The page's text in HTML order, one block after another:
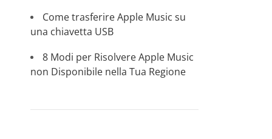
Come trasferire Apple Music su
una chiavetta USB
8 Modi per Risolvere Apple Music
non Disponibile nella Tua Regione